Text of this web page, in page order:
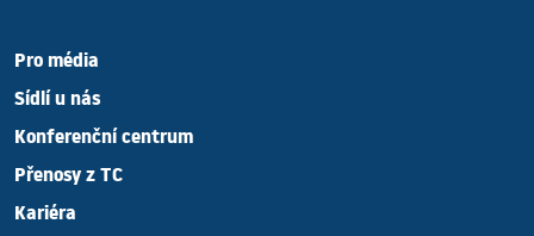
Pro média
Sídlí u nás
Konferenční centrum
Přenosy z TC
Kariéra